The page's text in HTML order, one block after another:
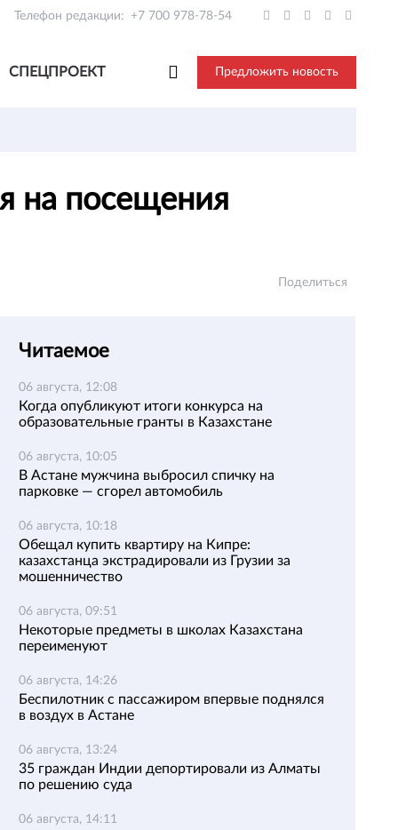
Телефон редакции: +7 700 978-78-54
СПЕЦПРОЕКТ Предложить новость
на посещения
Поделиться
Читаемое
06 августа, 12:08
Когда опубликуют итоги конкурса на
образовательные гранты в Казахстане
06 августа, 10:05
В Астане мужчина выбросил спичку на
парковке — сгорел автомобиль
06 августа, 10:18
Обещал купить квартиру на Кипре:
казахстанца экстрадировали из Грузии за
мошенничество
06 августа, 09:51
Некоторые предметы в школах Казахстана
переименуют
06 августа, 14:26
Беспилотник с пассажиром впервые поднялся
в воздух в Астане
06 августа, 13:24
35 граждан Индии депортировали из Алматы
по решению суда
06 августа, 14:11